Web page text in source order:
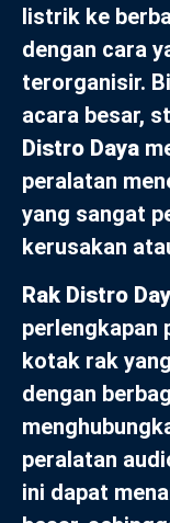
listrik ke
dengan cara
terorganisir.
acara besar,
Distro Daya
peralatan
yang sangat
kerusakan
Rak Distro
perlengkapan
kotak rak
dengan
peralatan
ini dapat